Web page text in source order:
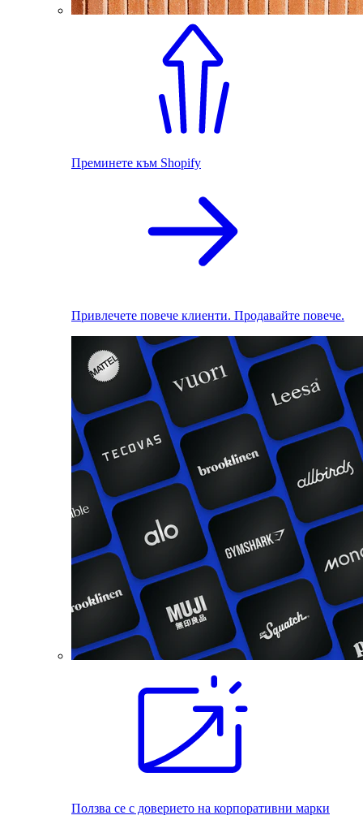
Преминете към Shopify
Привлечете повече клиенти. Продавайте повече.
Ползва се с доверието на корпоративни марки